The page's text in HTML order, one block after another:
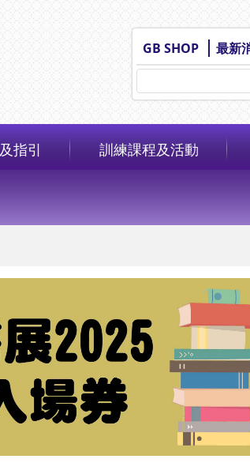
GB SHOP 最新
指引 訓練課程及活動